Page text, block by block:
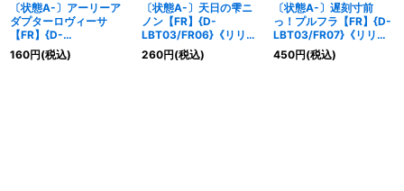
〔状態A-〕アーリーア
ダプターロヴィーサ
【FR】{D-
LBT03/FR01}《リリカ
ルモナステリオ》
160円(税込)
〔状態A-〕天日の雫ニ
ノン【FR】{D-
LBT03/FR06}《リリカ
ルモナステリオ》
260円(税込)
〔状態A-〕遅刻寸前
っ！プルフラ【FR】{D-
LBT03/FR07}《リリカ
ルモナステリオ》
450円(税込)